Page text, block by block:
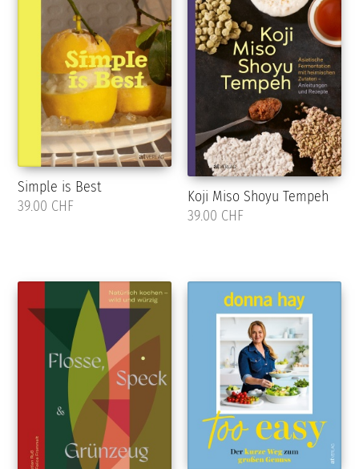
Simple is Best
39.00 CHF
Koji Miso Shoyu Tempeh
39.00 CHF